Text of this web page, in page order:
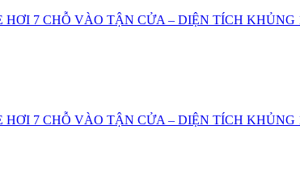
7 CHỖ VÀO TẬN CỬA – DIỆN TÍCH KHỦNG
7 CHỖ VÀO TẬN CỬA – DIỆN TÍCH KHỦNG